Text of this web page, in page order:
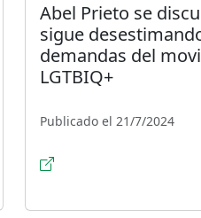
Abel Prieto se
sigue
demandas del
LGTBIQ+
Publicado el 21/7/2024